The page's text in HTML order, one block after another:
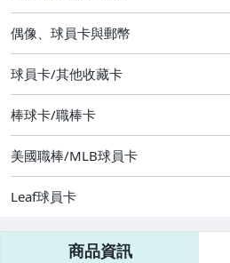
古董、藝術與礦石
玩具、模型與公仔
偶像、球員卡與郵幣
手錶與飾品配件
美食與地方特產
相機、攝影與周邊
運動、戶外與休閒
偶像、球員卡與郵幣
球員卡/其他收藏卡
棒球卡/職棒卡
美國職棒/MLB球員卡
Leaf球員卡
商品資訊